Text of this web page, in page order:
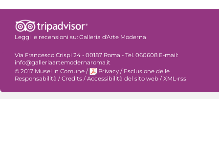
Leggi le recensioni su: Galleria d'Arte Moderna
Via Francesco Crispi 24 - 00187 Roma - Tel. 060608 E-mail:
info@galleriaartemodernaroma.it
© 2017 Musei in Comune / Privacy / Esclusione delle
Responsabilità / Credits / Accessibilità del sito web / XML-rss